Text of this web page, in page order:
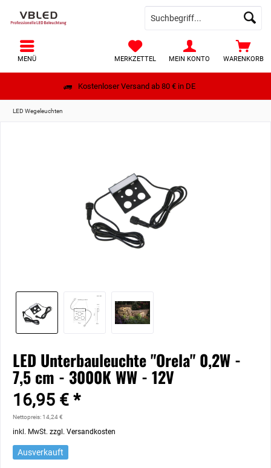
Kostenloser Versand ab 80 € in DE
WARENKORB
MERKZETTEL MEIN KONTO
MENÜ
LED Wegeleuchten
LED Unterbauleuchte "Orela" 0,2W -
7,5 cm - 3000K WW - 12V
16,95 € *
Nettopreis: 14,24 €
inkl. MwSt. zzgl. Versandkosten
Ausverkauft